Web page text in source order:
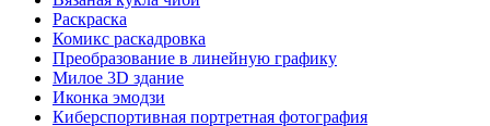
Раскраска
Комикс раскадровка
Преобразование в линейную графику
Милое 3D здание
Иконка эмодзи
Киберспортивная портретная фотография